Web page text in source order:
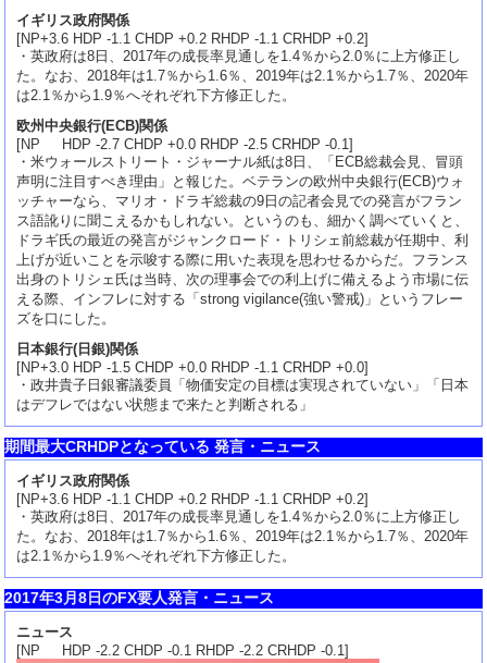
イギリス政府関係
[NP+3.6 HDP -1.1 CHDP +0.2 RHDP -1.1 CRHDP +0.2]
・英政府は8日、2017年の成長率見通しを1.4％から2.0％に上方修正し
た。なお、2018年は1.7％から1.6％、2019年は2.1％から1.7％、2020年
は2.1％から1.9％へそれぞれ下方修正した。
欧州中央銀行(ECB)関係
[NP HDP -2.7 CHDP +0.0 RHDP -2.5 CRHDP -0.1]
・米ウォールストリート・ジャーナル紙は8日、「ECB総裁会見、冒頭
声明に注目すべき理由」と報じた。ベテランの欧州中央銀行(ECB)ウォ
ッチャーなら、マリオ・ドラギ総裁の9日の記者会見での発言がフラン
ス語訛りに聞こえるかもしれない。というのも、細かく調べていくと、
ドラギ氏の最近の発言がジャンクロード・トリシェ前総裁が任期中、利
上げが近いことを示唆する際に用いた表現を思わせるからだ。フランス
出身のトリシェ氏は当時、次の理事会での利上げに備えるよう市場に伝
える際、インフレに対する「strong vigilance(強い警戒)」というフレー
ズを口にした。
日本銀行(日銀)関係
[NP+3.0 HDP -1.5 CHDP +0.0 RHDP -1.1 CRHDP +0.0]
・政井貴子日銀審議委員「物価安定の目標は実現されていない」「日本
はデフレではない状態まで来たと判断される」
期間最大CRHDPとなっている 発言・ニュース
イギリス政府関係
[NP+3.6 HDP -1.1 CHDP +0.2 RHDP -1.1 CRHDP +0.2]
・英政府は8日、2017年の成長率見通しを1.4％から2.0％に上方修正し
た。なお、2018年は1.7％から1.6％、2019年は2.1％から1.7％、2020年
は2.1％から1.9％へそれぞれ下方修正した。
2017年3月8日のFX要人発言・ニュース
ニュース
[NP HDP -2.2 CHDP -0.1 RHDP -2.2 CRHDP -0.1]